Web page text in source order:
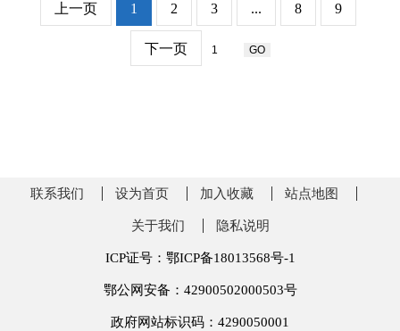
上一页 1 2 3 ... 8 9
下一页
联系我们 设为首页 加入收藏 站点地图
关于我们 隐私说明
ICP证号：鄂ICP备18013568号-1
鄂公网安备：42900502000503号
政府网站标识码：4290050001